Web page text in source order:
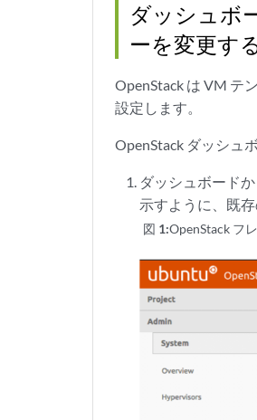
ダッシュボ
ーを変更す
OpenStack は VM テ
設定します。
OpenStack ダッシュ
ダッシュボード
示すように、既
図 1:OpenStack フ